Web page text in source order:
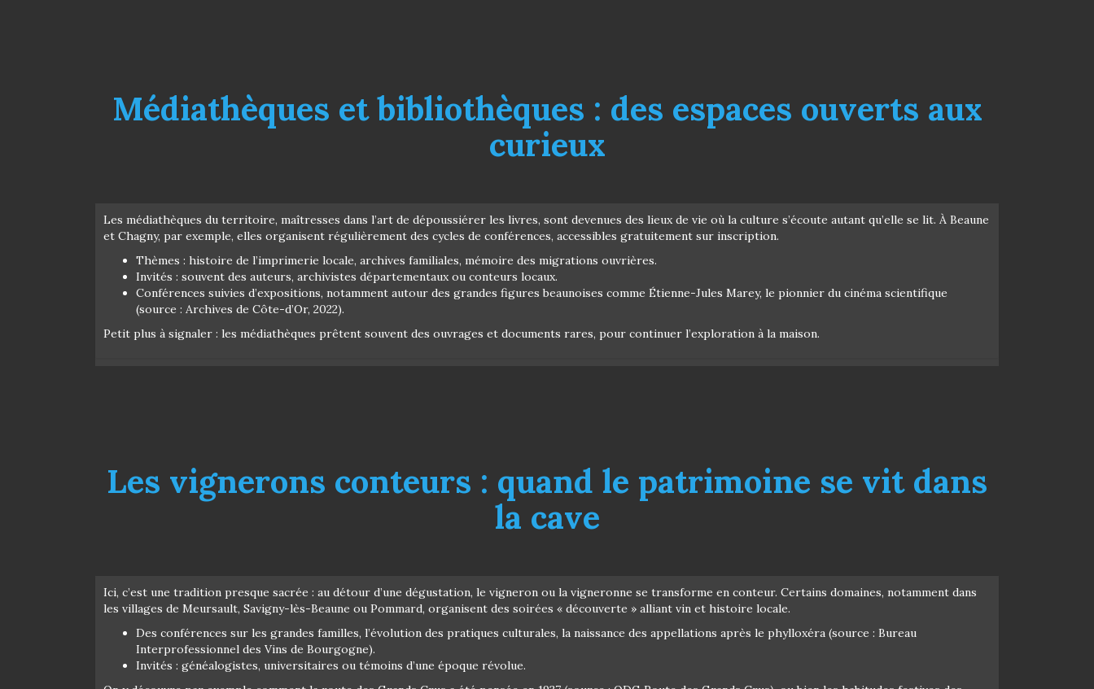
Médiathèques et bibliothèques : des espaces ouverts aux
curieux
Les médiathèques du territoire, maîtresses dans l’art de dépoussiérer les livres, sont devenues des lieux de vie où la culture s’écoute autant qu’elle se lit. À Beaune
et Chagny, par exemple, elles organisent régulièrement des cycles de conférences, accessibles gratuitement sur inscription.
Thèmes : histoire de l’imprimerie locale, archives familiales, mémoire des migrations ouvrières.
Invités : souvent des auteurs, archivistes départementaux ou conteurs locaux.
Conférences suivies d’expositions, notamment autour des grandes figures beaunoises comme Étienne-Jules Marey, le pionnier du cinéma scientifique
(source : Archives de Côte-d’Or, 2022).
Petit plus à signaler : les médiathèques prêtent souvent des ouvrages et documents rares, pour continuer l’exploration à la maison.
Les vignerons conteurs : quand le patrimoine se vit dans
la cave
Ici, c’est une tradition presque sacrée : au détour d’une dégustation, le vigneron ou la vigneronne se transforme en conteur. Certains domaines, notamment dans
les villages de Meursault, Savigny-lès-Beaune ou Pommard, organisent des soirées « découverte » alliant vin et histoire locale.
Des conférences sur les grandes familles, l’évolution des pratiques culturales, la naissance des appellations après le phylloxéra (source : Bureau
Interprofessionnel des Vins de Bourgogne).
Invités : généalogistes, universitaires ou témoins d’une époque révolue.